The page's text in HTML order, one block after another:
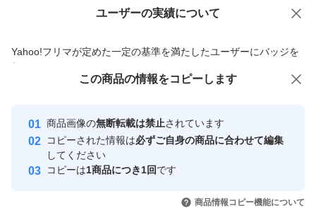
ユーザーの実績について
Yahoo!フリマが定めた一定の基準を満たしたユーザーにバッジを
付与しています
安心取引出品者
心・安全なユーザーです
取引実績
引を完了させた実績があります
価格の相談 商品への質問
この商品の情報をコピーします
商品画像の無断転載は禁止されています
コピーされた情報は必ずご自身の商品に合わせて編集
してください
コピーは1商品につき1回です
商品情報コピー機能について
この商品をみている人にオススメ